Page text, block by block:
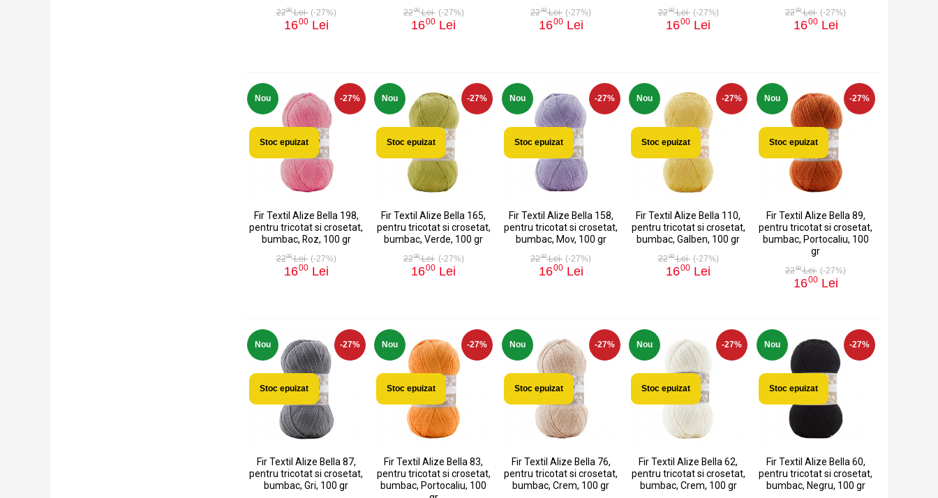
2200Lei (-27%)
1600Lei
2200Lei (-27%)
1600 Lei
2200Lei (-27%)
1600Lei
2200Lei (-27%)
1600 Lei
2200Lei (-27%)
1600Lei
Nou -27%
Stoc epuizat
Fir Textil Alize Bella 198,
pentru tricotat si crosetat,
bumbac, Roz, 100 gr
2200Lei (-27%)
1600Lei
Nou -27%
Stoc epuizat
Fir Textil Alize Bella 165,
pentru tricotat si crosetat,
bumbac, Verde, 100 gr
2200Lei (-27%)
1600 Lei
Nou -27%
Stoc epuizat
Fir Textil Alize Bella 158,
pentru tricotat si crosetat,
bumbac, Mov, 100 gr
2200Lei (-27%)
1600Lei
Nou -27%
Stoc epuizat
Fir Textil Alize Bella 110,
pentru tricotat si crosetat,
bumbac, Galben, 100 gr
2200Lei (-27%)
1600 Lei
Nou -27%
Stoc epuizat
Fir Textil Alize Bella 89,
pentru tricotat si crosetat,
bumbac, Portocaliu, 100
gr
2200Lei (-27%)
1600Lei
Nou -27%
Stoc epuizat
Fir Textil Alize Bella 87,
pentru tricotat si crosetat,
bumbac, Gri, 100 gr
Nou -27%
Stoc epuizat
Fir Textil Alize Bella 83,
pentru tricotat si crosetat,
bumbac, Portocaliu, 100
Nou -27%
Stoc epuizat
Fir Textil Alize Bella 76,
pentru tricotat si crosetat,
bumbac, Crem, 100 gr
Nou -27%
Stoc epuizat
Fir Textil Alize Bella 62,
pentru tricotat si crosetat,
bumbac, Crem, 100 gr
Nou -27%
Stoc epuizat
Fir Textil Alize Bella 60,
pentru tricotat si crosetat,
bumbac, Negru, 100 gr